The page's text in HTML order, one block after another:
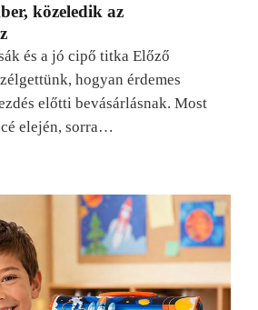
közeledik az
és a jó cipő titka Előző
hogyan érdemes
előtti bevásárlásnak. Most
elején, sorra…